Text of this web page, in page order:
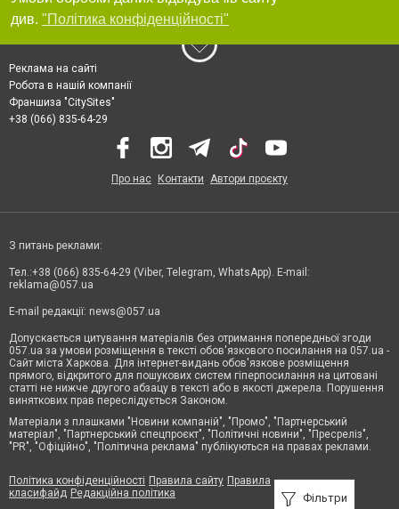
Фільтри
див. "Політика конфіденційності"
Реклама на сайті
Робота в нашій компанії
Франшиза "CitySites"
+38 (066) 835-64-29
Про нас Контакти Автори проєкту
З питань реклами:
Тел.:+38 (066) 835-64-29 (Viber, Telegram, WhatsApp). E-mail:
reklama@057.ua
E-mail редакції: news@057.ua
Допускається цитування матеріалів без отримання попередньої згоди
057.ua за умови розміщення в тексті обов'язкового посилання на 057.ua -
Сайт міста Харкова. Для інтернет-видань обов'язкове розміщення
прямого, відкритого для пошукових систем гіперпосилання на цитовані
статті не нижче другого абзацу в тексті або в якості джерела. Порушення
виняткових прав переслідується Законом.
Матеріали з плашками "Новини компаній", "Промо", "Партнерський
матеріал", "Партнерський спецпроєкт", "Політичні новини", "Пресреліз",
"PR", "Офіційно", "Політична реклама" публікуються на правах реклами.
Політика конфіденційності Правила сайту Правила
класифайд Редакційна політика